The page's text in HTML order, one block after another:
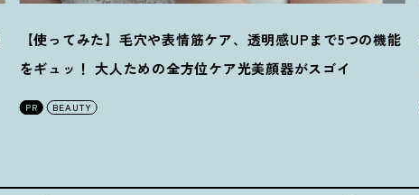
【使ってみた】毛穴や表情筋ケア、透明感UPまで5つの機能
をギュッ ！ 大人ための全方位ケア光美顔器がスゴイ
PR BEAUTY